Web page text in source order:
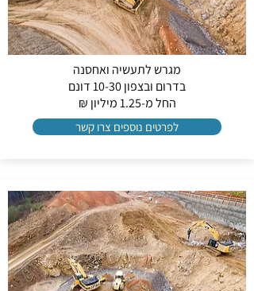
מגרש לתעשיה ואחסנה
בדרום ובצפון 10-30 דונם
החל מ-1.25 מיליון ₪
לפרטים נוספים צרו קשר